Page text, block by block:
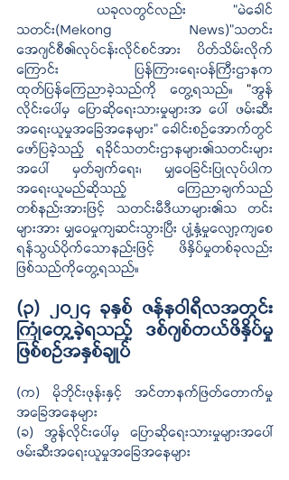
ယခုလတွင်လည်း “မဲခေါင်
သတင်း(Mekong News)”သတင်း
အေဂျင်စီ၏လုပ်ငန်းလိုင်စင်အား ပိတ်သိမ်းလိုက်
ကြောင်း ပြန်ကြားရေးဝန်ကြီးဌာနက
ထုတ်ပြန်ကြေညာခဲ့သည်ကို တွေ့ရသည်။ “အွန်
လိုင်းပေါ်မှ ပြောဆိုရေးသားမှုများအ ပေါ် ဖမ်းဆီး
အရေးယူမှုအခြေအနေများ”ခေါင်းစဉ်အောက်တွင်
ဖော်ပြခဲ့သည့် ရခိုင်သတင်းဌာနများ၏သတင်းများ
အပေါ် မှတ်ချက်ရေး၊ မျှဝေခြင်းပြုလုပ်ပါက
အရေးယူမည်ဆိုသည့် ကြေညာချက်သည်
တစ်နည်းအားဖြင့် သတင်းမီဒီယာများ၏သ တင်း
များအား မျှဝေမှုကျဆင်းသွားပြီး ပျံ့နှံ့မှုလျော့ကျစေ
ရန်သွယ်ဝိုက်သောနည်းဖြင့် ဖိနှိပ်မှုတစ်ခုလည်း
ဖြစ်သည်ကိုတွေ့ရသည်။
(၃) ၂၀၂၄ ခုနှစ် ဇန်နဝါရီလအတွင်း
ကြုံတွေ့ခဲ့ရသည့် ဒစ်ဂျစ်တယ်ဖိနှိပ်မှု
ဖြစ်စဉ်အနှစ်ချုပ်
(က) မိုဘိုင်းဖုန်းနှင့် အင်တာနက်ဖြတ်တောက်မှု
အခြေအနေများ
(ခ) အွန်လိုင်းပေါ်မှ ပြောဆိုရေးသားမှုများအပေါ်
ဖမ်းဆီးအရေးယူမှုအခြေအနေများ